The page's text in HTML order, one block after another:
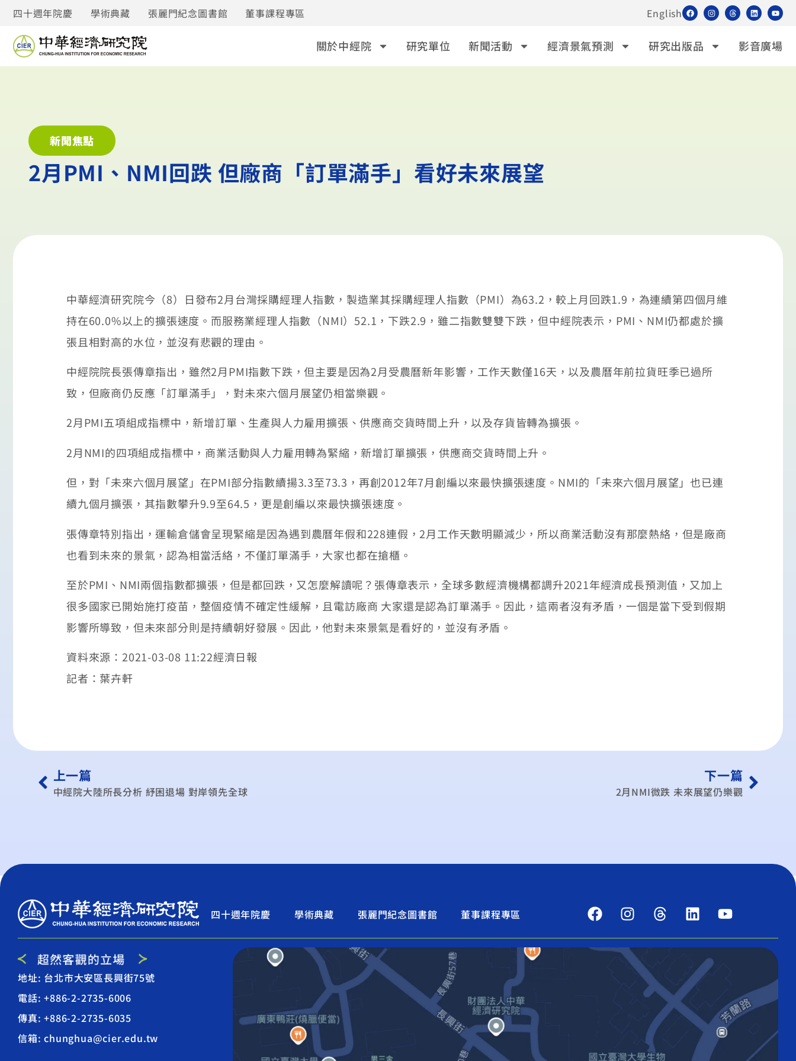
四十週年院慶 學術典藏 張麗門紀念圖書館 董事課程專區 English
關於中經院 研究單位 新聞活動 經濟景氣預測 研究出版品 影音廣場
新聞焦點
2月PMI、NMI回跌 但廠商「訂單滿手」看好未來展望
中華經濟研究院今（8）日發布2月台灣採購經理人指數，製造業其採購經理人指數（PMI）為63.2，較上月回跌1.9，為連續第四個月維
持在60.0%以上的擴張速度。而服務業經理人指數（NMI）52.1，下跌2.9，雖二指數雙雙下跌，但中經院表示，PMI、NMI仍都處於擴
張且相對高的水位，並沒有悲觀的理由。
中經院院長張傳章指出，雖然2月PMI指數下跌，但主要是因為2月受農曆新年影響，工作天數僅16天，以及農曆年前拉貨旺季已過所
致，但廠商仍反應「訂單滿手」，對未來六個月展望仍相當樂觀。
2月PMI五項組成指標中，新增訂單、生產與人力雇用擴張、供應商交貨時間上升，以及存貨皆轉為擴張。
2月NMI的四項組成指標中，商業活動與人力雇用轉為緊縮，新增訂單擴張，供應商交貨時間上升。
但，對「未來六個月展望」在PMI部分指數續揚3.3至73.3，再創2012年7月創編以來最快擴張速度。NMI的「未來六個月展望」也已連
續九個月擴張，其指數攀升9.9至64.5，更是創編以來最快擴張速度。
張傳章特別指出，運輸倉儲會呈現緊縮是因為遇到農曆年假和228連假，2月工作天數明顯減少，所以商業活動沒有那麼熱絡，但是廠商
也看到未來的景氣，認為相當活絡，不僅訂單滿手，大家也都在搶櫃。
至於PMI、NMI兩個指數都擴張，但是都回跌，又怎麼解讀呢？張傳章表示，全球多數經濟機構都調升2021年經濟成長預測值，又加上
很多國家已開始施打疫苗，整個疫情不確定性緩解，且電訪廠商 大家還是認為訂單滿手。因此，這兩者沒有矛盾，一個是當下受到假期
影響所導致，但未來部分則是持續朝好發展。因此，他對未來景氣是看好的，並沒有矛盾。
資料來源：2021-03-08 11:22經濟日報
記者：葉卉軒
上一篇
中經院大陸所長分析 紓困退場 對岸領先全球
下一篇
2月NMI微跌 未來展望仍樂觀
四十週年院慶 學術典藏 張麗門紀念圖書館 董事課程專區
地址: 台北市大安區長興街75號
電話: +886-2-2735-6006
傳真: +886-2-2735-6035
信箱: chunghua@cier.edu.tw